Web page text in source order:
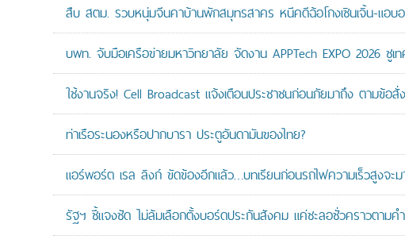
สืบ สตม. รวบหนุ่มจีนคาบ้านพักสมุทรสาคร หนีคดีฉ้อโกงเซินเจิ้น-แอบ
บพท. จับมือเครือข่ายมหาวิทยาลัย จัดงาน APPTech EXPO 2026 ชูเ
ใช้งานจริง! Cell Broadcast แจ้งเตือนประชาชนก่อนภัยมาถึง ตามข้อสั่
ท่าเรือระนองหรือปากบารา ประตูอันดามันของไทย?
แอร์พอร์ต เรล ลิงก์ ขัดข้องอีกแล้ว…บทเรียนก่อนรถไฟความเร็วสูงจะ
รัฐฯ ชี้แจงชัด ไม่ล้มเลือกตั้งบอร์ดประกันสังคม แค่ชะลอชั่วคราวตาม